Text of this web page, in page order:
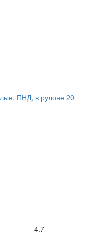
ПНД, в рулоне 20
4.7